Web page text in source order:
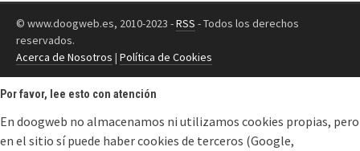
© www.doogweb.es, 2010-2023 -RSS - Todos los derechos
reservados.
Acerca de Nosotros | Política de Cookies
Por favor, lee esto con atención
En doogweb no almacenamos ni utilizamos cookies propias, pero
en el sitio sí puede haber cookies de terceros (Google,